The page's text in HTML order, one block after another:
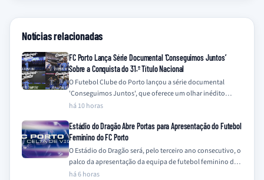
Notícias relacionadas
FC Porto Lança Série Documental ‘Conseguimos Juntos’
Sobre a Conquista do 31.º Título Nacional
O Futebol Clube do Porto lançou a série documental
'Conseguimos Juntos', que oferece um olhar inédito
sobre a campanha vitoriosa da temporada…
há 10 horas
Estádio do Dragão Abre Portas para Apresentação do Futebol
Feminino do FC Porto
O Estádio do Dragão será, pelo terceiro ano consecutivo, o
palco da apresentação da equipa de futebol feminino do
FC Porto, num…
há 6 horas